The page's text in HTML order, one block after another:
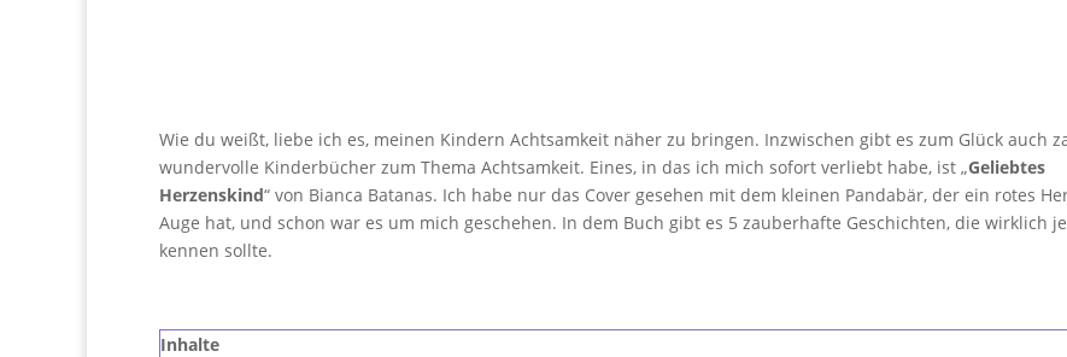
Wie du weißt, liebe ich es, meinen Kindern Achtsamkeit näher zu bringen. Inzwischen gibt es zum Glück auch
wundervolle Kinderbücher zum Thema Achtsamkeit. Eines, in das ich mich sofort verliebt habe, ist „Geliebtes
Herzenskind“ von Bianca Batanas. Ich habe nur das Cover gesehen mit dem kleinen Pandabär, der ein rotes
Auge hat, und schon war es um mich geschehen. In dem Buch gibt es 5 zauberhafte Geschichten, die wirklich
kennen sollte.
Inhalte